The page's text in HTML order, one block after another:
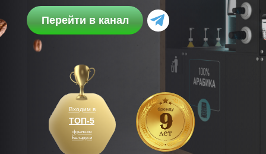
Входим в
ТОП-5
франшиз
Беларуси
Перейти в канал